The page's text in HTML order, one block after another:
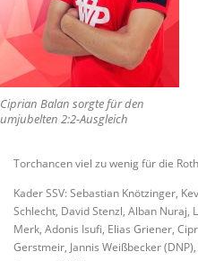
Ciprian Balan sorgte für den
umjubelten 2:2-Ausgleich
Torchancen viel zu wenig für die
Kader SSV: Sebastian Knötzinger,
Schlecht, David Stenzl, Alban Nuraj,
Merk, Adonis Isufi, Elias Griener,
Gerstmeir, Jannis Weißbecker